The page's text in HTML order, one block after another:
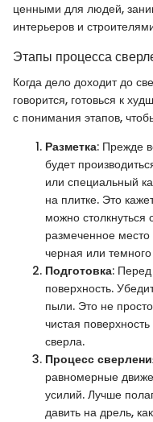
ценными для людей,
интерьеров и
Этапы процесса
Когда дело доходит до
говорится, готовься к
с понимания этапов,
Разметка: Прежде
будет
или специальный
на плитке. Это
можно
размеченное место
черная или
Подготовка:
поверхность.
пыли. Это не
чистая
сверла.
Процесс
равномерные
усилий. Лучше
давить на дрель,